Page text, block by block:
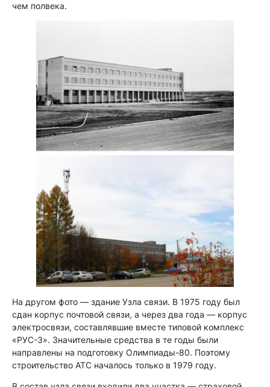
чем полвека.
На другом фото — здание Узла связи. В 1975 году был
сдан корпус почтовой связи, а через два года — корпус
электросвязи, составлявшие вместе типовой комплекс
«РУС-3». Значительные средства в те годы были
направлены на подготовку Олимпиады-80. Поэтому
строительство АТС началось только в 1979 году.